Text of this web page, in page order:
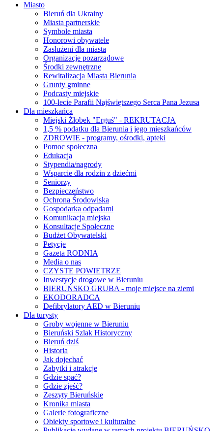
Miasto
Bieruń dla Ukrainy
Miasta partnerskie
Symbole miasta
Honorowi obywatele
Zasłużeni dla miasta
Organizacje pozarządowe
Środki zewnętrzne
Rewitalizacja Miasta Bierunia
Grunty gminne
Podcasty miejskie
100-lecie Parafii Najświętszego Serca Pana Jezusa
Dla mieszkańca
Miejski Żłobek "Erguś" - REKRUTACJA
1,5 % podatku dla Bierunia i jego mieszkańców
ZDROWIE - programy, ośrodki, apteki
Pomoc społeczna
Edukacja
Stypendia/nagrody
Wsparcie dla rodzin z dziećmi
Seniorzy
Bezpieczeństwo
Ochrona Środowiska
Gospodarka odpadami
Komunikacja miejska
Konsultacje Społeczne
Budżet Obywatelski
Petycje
Gazeta RODNIA
Media o nas
CZYSTE POWIETRZE
Inwestycje drogowe w Bieruniu
BIERUŃSKO GRUBA - moje miejsce na ziemi
EKODORADCA
Defibrylatory AED w Bieruniu
Dla turysty
Groby wojenne w Bieruniu
Bieruński Szlak Historyczny
Bieruń dziś
Historia
Jak dojechać
Zabytki i atrakcje
Gdzie spać?
Gdzie zjeść?
Zeszyty Bieruńskie
Kronika miasta
Galerie fotograficzne
Obiekty sportowe i kulturalne